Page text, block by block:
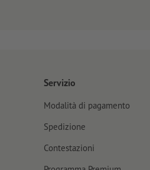
Servizio
Modalità di pagamento
Spedizione
Contestazioni